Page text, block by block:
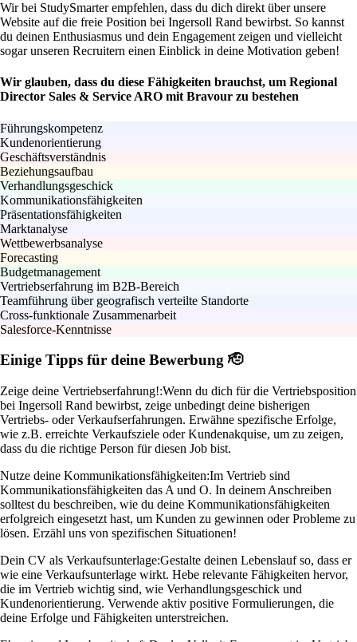
Wir bei StudySmarter empfehlen, dass du dich direkt über unsere
Website auf die freie Position bei Ingersoll Rand bewirbst. So kannst
du deinen Enthusiasmus und dein Engagement zeigen und vielleicht
sogar unseren Recruitern einen Einblick in deine Motivation geben!
Wir glauben, dass du diese Fähigkeiten brauchst, um Regional
Director Sales & Service ARO mit Bravour zu bestehen
Führungskompetenz
Kundenorientierung
Geschäftsverständnis
Beziehungsaufbau
Verhandlungsgeschick
Kommunikationsfähigkeiten
Präsentationsfähigkeiten
Marktanalyse
Wettbewerbsanalyse
Forecasting
Budgetmanagement
Vertriebserfahrung im B2B-Bereich
Teamführung über geografisch verteilte Standorte
Cross-funktionale Zusammenarbeit
Salesforce-Kenntnisse
Einige Tipps für deine Bewerbung 🫡
Zeige deine Vertriebserfahrung!:Wenn du dich für die Vertriebsposition
bei Ingersoll Rand bewirbst, zeige unbedingt deine bisherigen
Vertriebs- oder Verkaufserfahrungen. Erwähne spezifische Erfolge,
wie z.B. erreichte Verkaufsziele oder Kundenakquise, um zu zeigen,
dass du die richtige Person für diesen Job bist.
Nutze deine Kommunikationsfähigkeiten:Im Vertrieb sind
Kommunikationsfähigkeiten das A und O. In deinem Anschreiben
solltest du beschreiben, wie du deine Kommunikationsfähigkeiten
erfolgreich eingesetzt hast, um Kunden zu gewinnen oder Probleme zu
lösen. Erzähl uns von spezifischen Situationen!
Dein CV als Verkaufsunterlage:Gestalte deinen Lebenslauf so, dass er
wie eine Verkaufsunterlage wirkt. Hebe relevante Fähigkeiten hervor,
die im Vertrieb wichtig sind, wie Verhandlungsgeschick und
Kundenorientierung. Verwende aktiv positive Formulierungen, die
deine Erfolge und Fähigkeiten unterstreichen.